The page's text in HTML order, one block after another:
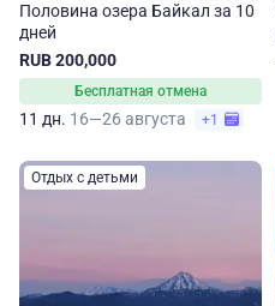
Половина озера Байкал за 10
дней
RUB 200,000
Бесплатная отмена
11 дн. 16—26 августа +1
Отдых с детьми